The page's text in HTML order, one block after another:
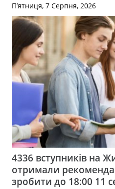
П’ятниця, 7 Серпня, 2026
4336 вступників на
отримали
зробити до 18:00 11